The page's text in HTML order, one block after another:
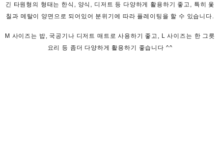
긴 타원형의 형태는 한식, 양식, 디저트 등 다양하게 활용하기 좋고, 특히 옻
칠과 메탈이 양면으로 되어있어 분위기에 따라 플레이팅을 할 수 있습니다.
M 사이즈는 밥, 국공기나 디저트 매트로 사용하기 좋고, L 사이즈는 한 그릇
요리 등 좀더 다양하게 활용하기 좋습니다 ^^